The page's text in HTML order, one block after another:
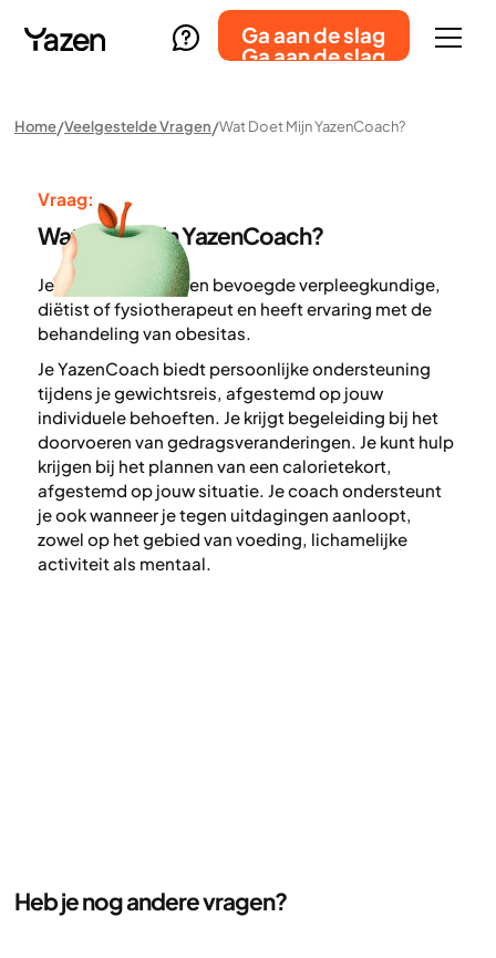
Ga aan de slag
Ga aan de slag
Home Veelgestelde Vragen Wat Doet Mijn YazenCoach?
Vraag:
Wat doet mijn YazenCoach?
Je YazenCoach is een bevoegde verpleegkundige,
diëtist of fysiotherapeut en heeft ervaring met de
behandeling van obesitas.
Je YazenCoach biedt persoonlijke ondersteuning
tijdens je gewichtsreis, afgestemd op jouw
individuele behoeften. Je krijgt begeleiding bij het
doorvoeren van gedragsveranderingen. Je kunt hulp
krijgen bij het plannen van een calorietekort,
afgestemd op jouw situatie. Je coach ondersteunt
je ook wanneer je tegen uitdagingen aanloopt,
zowel op het gebied van voeding, lichamelijke
activiteit als mentaal.
Heb je nog andere vragen?